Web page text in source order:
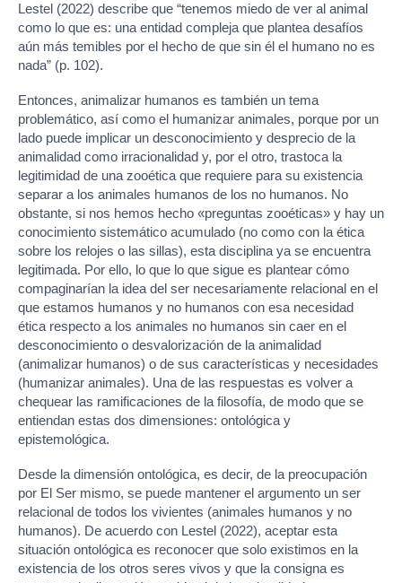
Lestel (2022) describe que “tenemos miedo de ver al animal
como lo que es: una entidad compleja que plantea desafíos
aún más temibles por el hecho de que sin él el humano no es
nada” (p. 102).
Entonces, animalizar humanos es también un tema
problemático, así como el humanizar animales, porque por un
lado puede implicar un desconocimiento y desprecio de la
animalidad como irracionalidad y, por el otro, trastoca la
legitimidad de una zooética que requiere para su existencia
separar a los animales humanos de los no humanos. No
obstante, si nos hemos hecho «preguntas zooéticas» y hay un
conocimiento sistemático acumulado (no como con la ética
sobre los relojes o las sillas), esta disciplina ya se encuentra
legitimada. Por ello, lo que lo que sigue es plantear cómo
compaginarían la idea del ser necesariamente relacional en el
que estamos humanos y no humanos con esa necesidad
ética respecto a los animales no humanos sin caer en el
desconocimiento o desvalorización de la animalidad
(animalizar humanos) o de sus características y necesidades
(humanizar animales). Una de las respuestas es volver a
chequear las ramificaciones de la filosofía, de modo que se
entiendan estas dos dimensiones: ontológica y
epistemológica.
Desde la dimensión ontológica, es decir, de la preocupación
por El Ser mismo, se puede mantener el argumento un ser
relacional de todos los vivientes (animales humanos y no
humanos). De acuerdo con Lestel (2022), aceptar esta
situación ontológica es reconocer que solo existimos en la
existencia de los otros seres vivos y que la consigna es